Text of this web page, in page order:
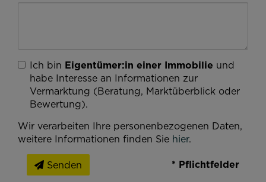
Ich bin Eigentümer:in einer Immobilie und
habe Interesse an Informationen zur
Vermarktung (Beratung, Marktüberblick oder
Bewertung).
Wir verarbeiten Ihre personenbezogenen Daten,
weitere Informationen finden Sie hier.
Senden
* Pflichtfelder